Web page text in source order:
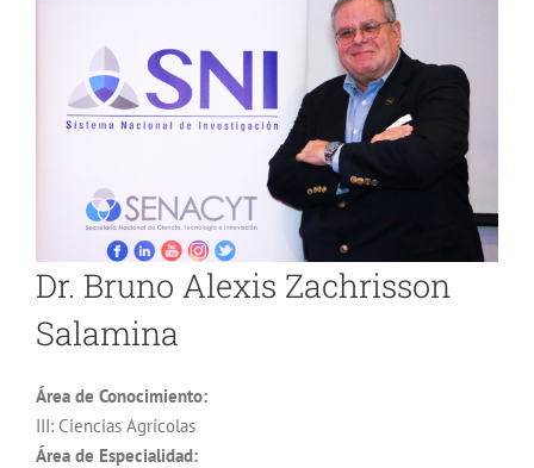
Dr. Bruno Alexis Zachrisson
Salamina
Área de Conocimiento:
III: Ciencias Agrícolas
Área de Especialidad: